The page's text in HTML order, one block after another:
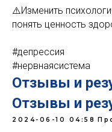
⚠️Изменить
понять ценность
#депрессия
#нервнаясистема
Отзывы и
Отзывы и
2024-06-10 04:58